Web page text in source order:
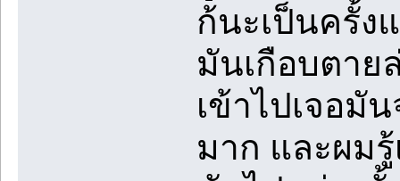
ก้นะเป็นครั้ง
มันเกือบตาย
เข้าไปเจอมั
มาก และผม